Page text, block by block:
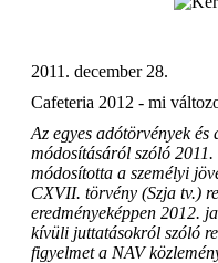
2011. december 28.
Cafeteria 2012 - mi
Az egyes adótörvények és
módosításáról szóló
módosította a személyi
CXVII. törvény (Szja tv.)
eredményeképpen 2012.
kívüli juttatásokról szóló
figyelmet a NAV